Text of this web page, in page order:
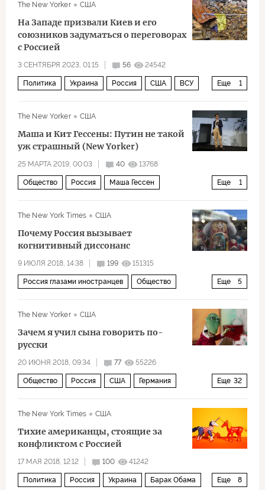
The New Yorker США
На Западе призвали Киев и его
союзников задуматься о переговорах
с Россией
3 СЕНТЯБРЯ 2023, 01:15 56 24542
Еще 1
Политика Украина Россия США ВСУ
The New Yorker
США
Маша и Кит Гессены: Путин не такой
уж страшный (New Yorker)
25 МАРТА 2019, 00:03 40 13768
Еще 1
Общество Россия Маша Гессен
The New York Times
США
Почему Россия вызывает
когнитивный диссонанс
9 ИЮЛЯ 2018, 14:38 199 151315
Еще 5
Россия глазами иностранцев Общество
The New Yorker США
Зачем я учил сына говорить по-
русски
20 ИЮНЯ 2018, 09:34 77 55226
Еще 32
Общество Россия США Германия
Северная Европа Монреаль
Владимир Путин Адольф Гитлер
Иосиф Бродский Владимир Набоков
The New York Times США
Тихие американцы, стоящие за
конфликтом с Россией
17 МАЯ 2018, 12:12 100 41242
Еще 8
Политика Россия Украина Барак Обама